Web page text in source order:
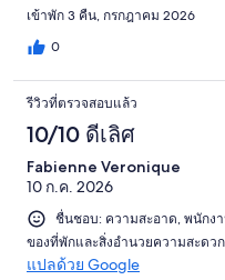
เข้าพัก 3 คืน, กรกฎาคม 2026
0
รีวิวที่ตรวจสอบแล้ว
10/10 ดีเลิศ
Fabienne Veronique
10 ก.ค. 2026
ชื่นชอบ: ความสะอาด, พนักง
ของที่พักและสิ่งอำนวยความสะดวก
แปลด้วย Google